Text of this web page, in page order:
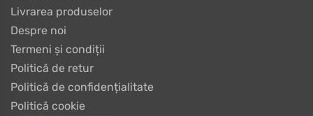
Livrarea produselor
Despre noi
Termeni și condiții
Politică de retur
Politică de confidențialitate
Politică cookie